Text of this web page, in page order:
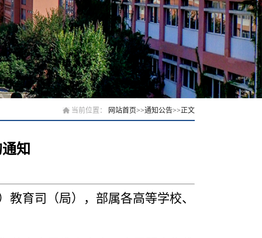
当前位置： 网站首页>>通知公告>>正文
知
育司（局），部属各高等学校、